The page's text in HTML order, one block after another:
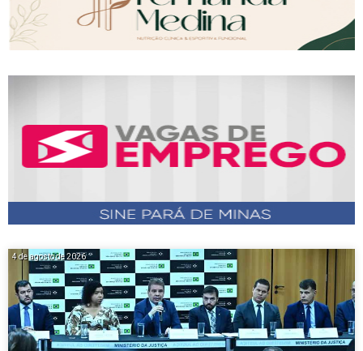
4 de agosto de 2026